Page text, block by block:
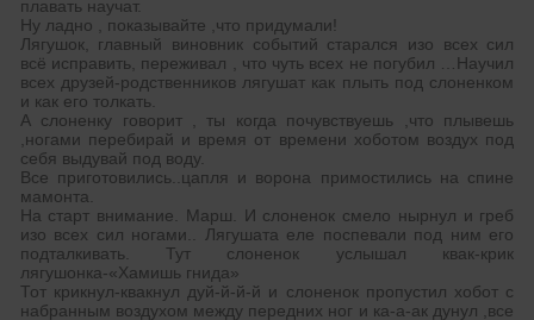
плавать научат.
Ну ладно , показывайте ,что придумали!
Лягушок, главный виновник событий старался изо всех сил
всё исправить, переживал , что чуть всех не погубил …Научил
всех друзей-родственников лягушат как плыть под слоненком
и как его толкать.
А слоненку говорит , ты когда почувствуешь ,что плывешь
,ногами перебирай и время от времени хоботом воздух под
себя выдувай под воду.
Все приготовились..цапля и ворона примостились на спине
мамонта.
На старт внимание. Марш. И слоненок смело нырнул и греб
изо всех сил ногами.. Лягушата еле поспевали под ним его
подталкивать. Тут слоненок услышал квак-крик
лягушонка-«Хамишь гнида»
Тот крикнул-квакнул дуй-й-й-й и слоненок пропустил хобот с
набранным воздухом между передних ног и ка-а-ак дунул ,все